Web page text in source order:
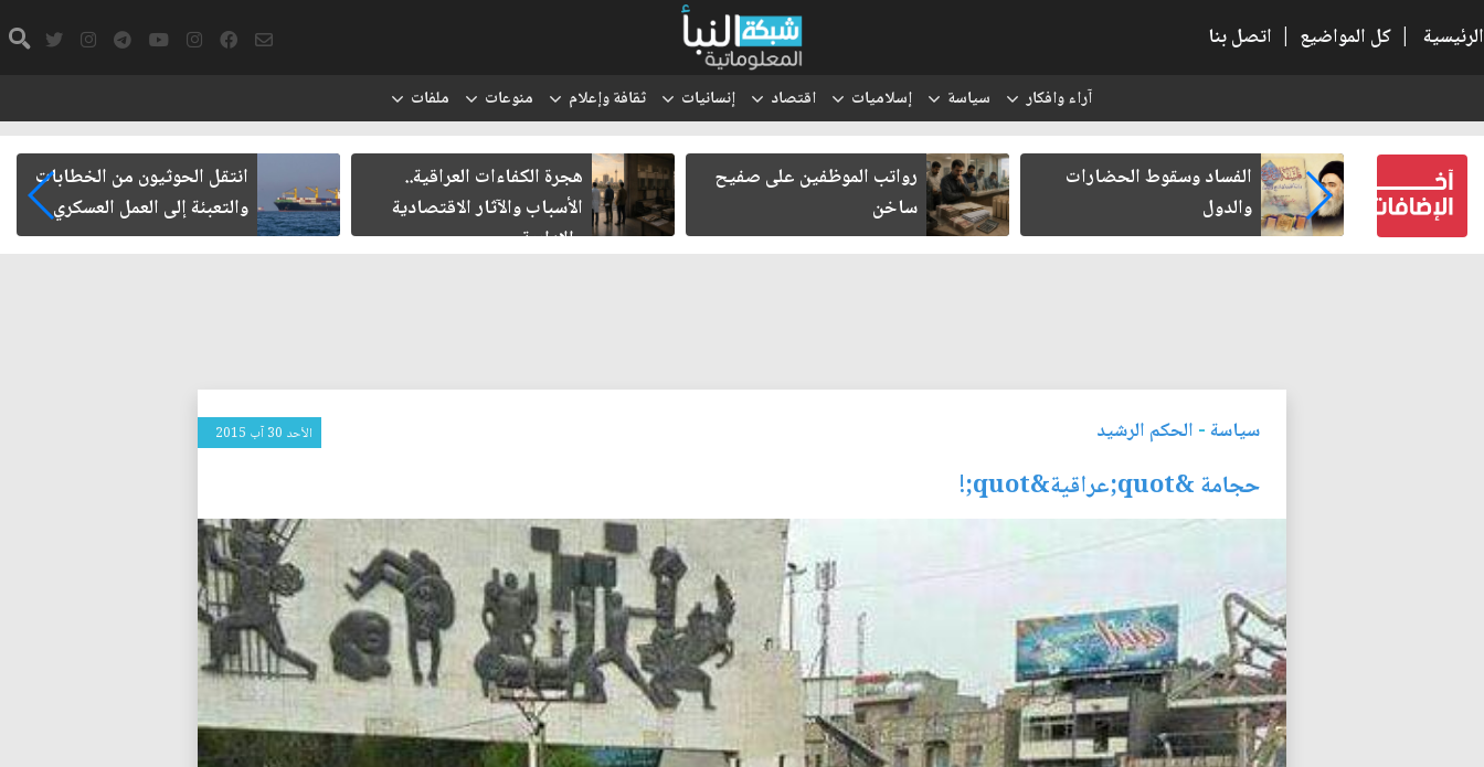
الرئيسية | كل المواضيع | اتصل بنا
آراء وافكار سياسة إسلاميات اقتصاد إنسانيات ثقافة وإعلام منوعات ملفات
كتب لنفسه
الفساد وسقوط الحضارات
والدول
رواتب الموظفين على صفيح
ساخن
هجرة الكفاءات العراقية..
الأسباب والآثار الاقتصادية
والإدارية
انتقل الحوثيون من الخطابات
والتعبئة إلى العمل العسكري
سياسة- الحكم الرشيد الأحد 30 آب 2015
حجامة &quot;عراقية&quot;!